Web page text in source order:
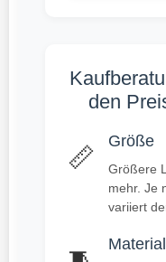
den
📏
Größe
Größere
mehr. Je
variiert
Material